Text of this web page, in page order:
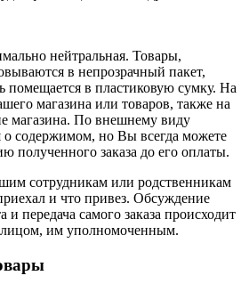
нейтральная. Товары,
в непрозрачный пакет,
помещается в пластиковую сумку. На
магазина или товаров, также на
магазина. По внешнему виду
о содержимом, но Вы всегда можете
полученного заказа до его оплаты.
сотрудникам или родственникам
и что привез. Обсуждение
и передача самого заказа происходит
лицом, им уполномоченным.